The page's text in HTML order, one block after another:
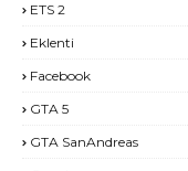
ETS 2
Eklenti
Facebook
GTA 5
GTA SanAndreas